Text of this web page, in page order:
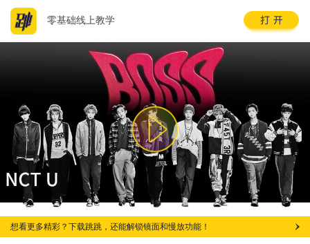
零基础线上教学
想看更多精彩？下载跳跳，还能解锁镜面和慢放功能！